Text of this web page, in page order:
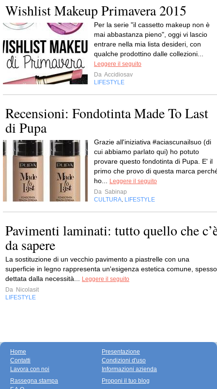
Wishlist Makeup Primavera 2015
Per la serie "il cassetto makeup non è
mai abbastanza pieno", oggi vi lascio
entrare nella mia lista desideri, con
qualche prodottino dalle collezioni...
Leggere il seguito
Da Accidiosav
LIFESTYLE
Recensioni: Fondotinta Made To Last
di Pupa
Grazie all'iniziativa #aciascunailsuo (di
cui abbiamo parlato qui) ho potuto
provare questo fondotinta di Pupa. E' il
primo che provo di questa marca
ho...
Leggere il seguito
Da Sabinap
CULTURA LIFESTYLE
Pavimenti laminati: tutto quello che
da sapere
La sostituzione di un vecchio pavimento a piastrelle con una
superficie in legno rappresenta un'esigenza estetica comune, spesso
dettata dalla necessità...
Leggere il seguito
Da Nicolasit
LIFESTYLE
Home
Contatti
Lavora con noi
Presentazione
Condizioni d'uso
Informazioni azienda
Rassegna stampa
Proponi il tuo blog